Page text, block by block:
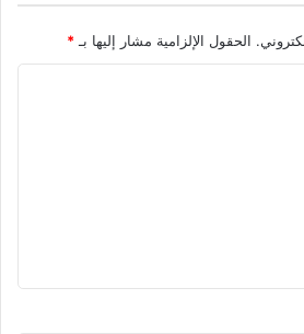
الحقول الإلزامية مشار إليها بـ *